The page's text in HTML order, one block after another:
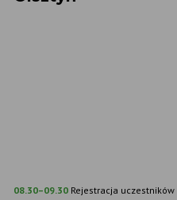
08.30–09.30Rejestracja uczestników